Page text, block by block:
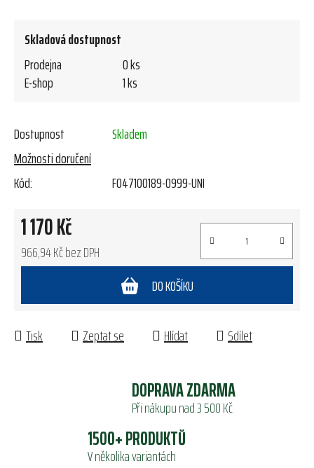
Skladová dostupnost
Prodejna
0 ks
E-shop
1 ks
Dostupnost
Skladem
Možnosti doručení
Kód:
FO47100189-0999-UNI
1 170 Kč
966,94 Kč bez DPH
DO KOŠÍKU
Tisk Zeptat se Hlídat Sdílet
DOPRAVA ZDARMA
Při nákupu nad 3 500 Kč
1500+ PRODUKTŮ
V několika variantách